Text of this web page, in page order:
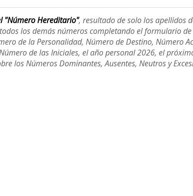
"Número Hereditario", resultado de solo los apellidos
los demás números completando el formulario
de la Personalidad, Número de Destino, Número
de las Iniciales, el año personal 2026, el
los Números Dominantes, Ausentes, Neutros y